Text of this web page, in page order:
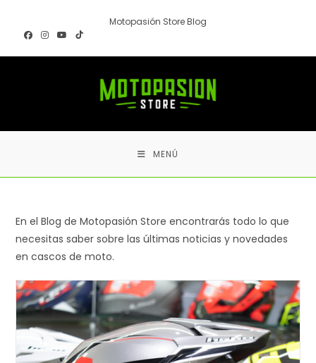
contenido
Motopasión Store Blog
MENÚ
En el Blog de Motopasión Store encontrarás todo lo que
necesitas saber sobre las últimas noticias y novedades
en cascos de moto.